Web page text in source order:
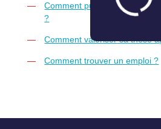
Comment publier et
?
Comment valoriser sa thèse
Comment trouver un emploi ?